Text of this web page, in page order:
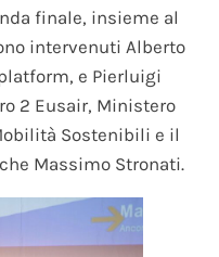
finale, insieme al
intervenuti Alberto
e Pierluigi
2 Eusair, Ministero
Sostenibili e il
Massimo Stronati.